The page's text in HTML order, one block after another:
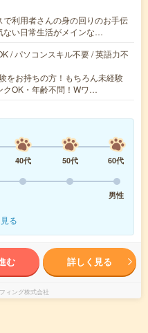
で利用者さんの身の回りのお手伝
ない日常生活がメインな…
/ パソコンスキル不要 / 英語力不
をお持ちの方！もちろん未経験
クOK・年齢不問！Wワ…
40代 50代
60代
男性
る
む 詳しく見る
ィング株式会社